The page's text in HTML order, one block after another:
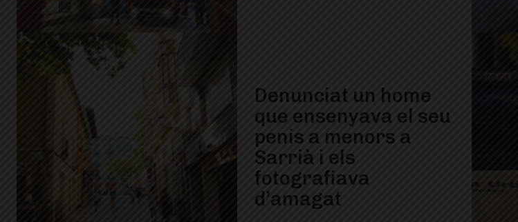
Denunciat un home
que ensenyava el seu
penis a menors a
Sarrià i els
fotografiava
d’amagat